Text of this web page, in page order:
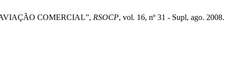
COMERCIAL”, RSOCP, vol. 16, nº 31 - Supl, ago. 2008.